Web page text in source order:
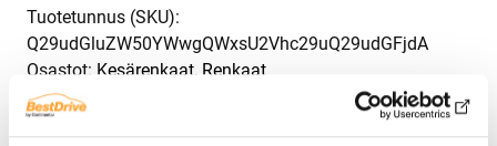
Tuotetunnus (SKU):
Q29udGluZW50YWwgQWxsU2Vhc29uQ29udGFjdA
Osastot: Kesärenkaat, Renkaat